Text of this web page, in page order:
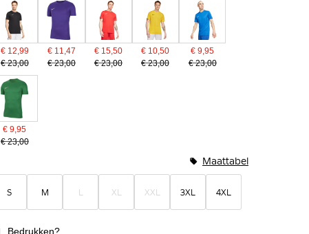
€ 12,99
€ 23,00
€ 11,47
€ 23,00
€ 15,50
€ 23,00
€ 10,50
€ 23,00
€ 9,95
€ 23,00
€ 9,95
€ 23,00
S M L XL XXL 3XL 4XL
Maattabel
Bedrukken?